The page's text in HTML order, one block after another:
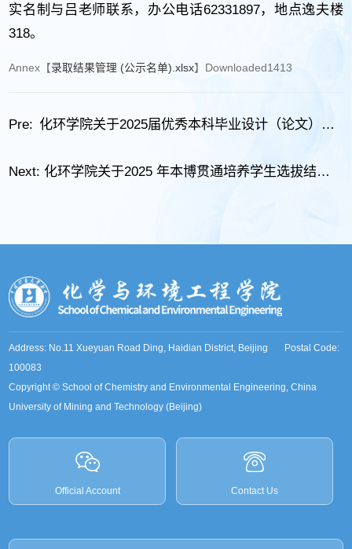
实名制与吕老师联系，办公电话62331897，地点逸夫楼
318。
Annex【 录取结果管理 (公示名单).xlsx】Downloaded 1413
Pre: 化环学院关于2025届优秀本科毕业设计（论文）的公示
Next: 化环学院关于2025 年本博贯通培养学生选拔结果的公示
Address: No.11 Xueyuan Road Ding, Haidian District, Beijing Postal Code:
100083
Copyright © School of Chemistry and Environmental Engineering, China
University of Mining and Technology (Beijing)
Official Account Contact Us